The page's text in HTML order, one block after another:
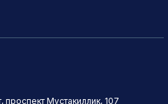
проспект Мустакиллик, 107